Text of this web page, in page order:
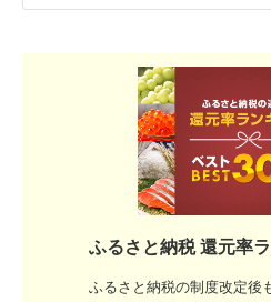
ふるさと納税 還元率
ふるさと納税の制度改定後